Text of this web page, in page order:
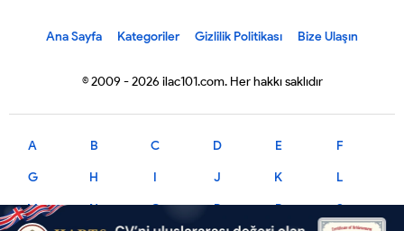
Ana Sayfa Kategoriler Gizlilik Politikası Bize Ulaşın
© 2009 - 2026 ilac101.com. Her hakkı saklıdır
A B C D E F
G H I J K L
M N O P R S